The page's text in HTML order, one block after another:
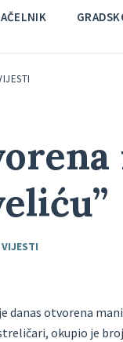
VIJESTI
danas otvorena
okupio je